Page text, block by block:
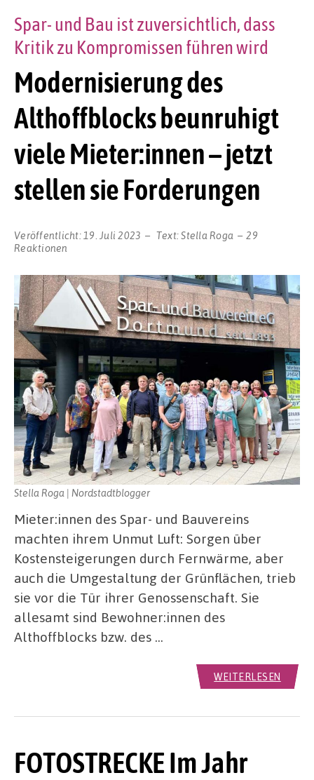
Modernisierung des
Althoffblocks beunruhigt
viele Mieter:innen – jetzt
stellen sie Forderungen
Spar- und Bau ist zuversichtlich, dass
Kritik zu Kompromissen führen wird
Veröffentlicht: 19. Juli 2023 Text: Stella Roga
29
Reaktionen
Stella Roga | Nordstadtblogger
Mieter:innen des Spar- und Bauvereins
machten ihrem Unmut Luft: Sorgen über
Kostensteigerungen durch Fernwärme, aber
auch die Umgestaltung der Grünflächen, trieb
sie vor die Tür ihrer Genossenschaft. Sie
allesamt sind Bewohner:innen des
Althoffblocks bzw. des …
WEITERLESEN
FOTOSTRECKE Im Jahr